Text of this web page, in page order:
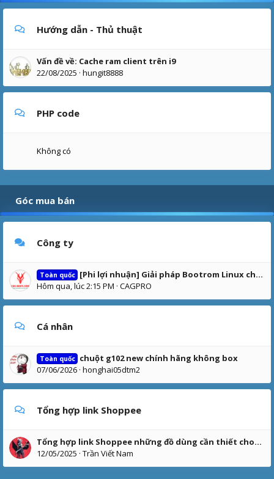
Hướng dẫn - Thủ thuật
Vấn đề về: Cache ram client trên i9
22/08/2025 hungit8888
PHP code
Không có
Góc mua bán
Công ty
Toàn quốc [Phi lợi nhuận] Giải pháp Bootrom Linux cho phòng LAB trường học – hỗ trợ đào tạo kỹ năng số theo định hướng IC3
Hôm qua, lúc 2:15 PM CAGPRO
Cá nhân
Toàn quốc chuột g102 new chính hãng không box
07/06/2026 honghai05dtm2
Tổng hợp link Shoppee
Tổng hợp link Shoppee những đồ dùng cần thiết cho anh em chủ nét
12/05/2025 Trần Viết Nam